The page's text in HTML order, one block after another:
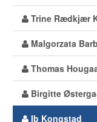
Trine Rædkjær
Malgorzata
Thomas
Birgitte
Ib Kongstad